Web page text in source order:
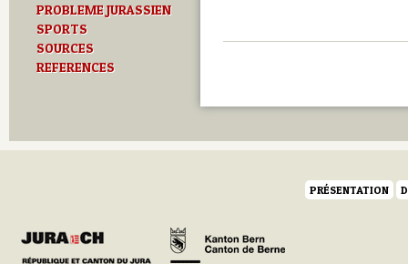
PROBLEME JURASSIEN
SPORTS
SOURCES
REFERENCES
PRÉSENTATION